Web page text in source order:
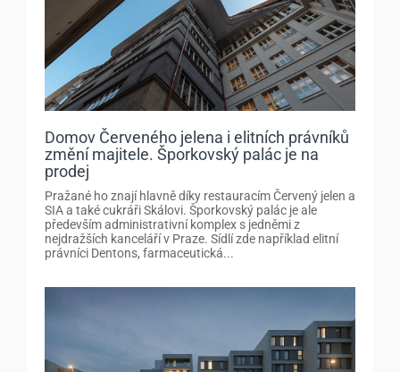
Domov Červeného jelena i elitních právníků
změní majitele. Šporkovský palác je na
prodej
Pražané ho znají hlavně díky restauracím Červený jelen a
SIA a také cukráři Skálovi. Šporkovský palác je ale
především administrativní komplex s jedněmi z
nejdražších kanceláří v Praze. Sídlí zde například elitní
právníci Dentons, farmaceutická...